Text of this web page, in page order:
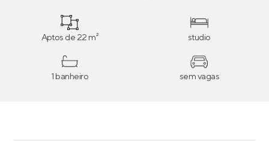
Aptos de 22 m² studio
1 banheiro sem vagas